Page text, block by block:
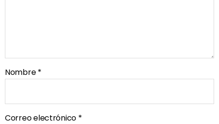
Nombre*
Correo electrónico *